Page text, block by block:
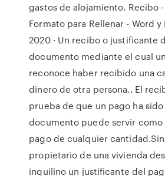
gastos de alojamiento. Recibo
Formato para Rellenar - Word y
2020 · Un recibo o justificante
documento mediante el cual
reconoce haber recibido una
dinero de otra persona.. El
prueba de que un pago ha
documento puede servir
pago de cualquier
propietario de una vivienda
inquilino un justificante del